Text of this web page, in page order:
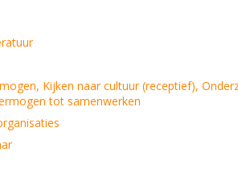
Kijken naar cultuur (receptief),
tot samenwerken